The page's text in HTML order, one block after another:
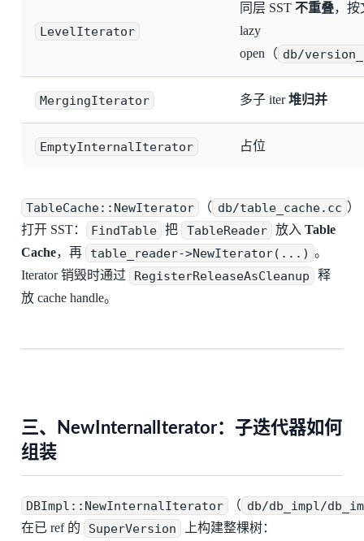
LevelIterator
同层 SST 不重叠，按
lazy
open（ db/
MergingIterator 多子 iter堆归并
EmptyInternalIterator 占位
TableCache::NewIterator （ db/table_cache.cc ）
打开 SST：
FindTable 把 TableReader 放入 Table
Cache，再 table_reader->NewIterator(...) 。
Iterator 销毁时通过
RegisterReleaseAsCleanup
释
放 cache handle。
三、NewInternalIterator：子迭代器如何
组装
DBImpl::NewInternalIterator （ db/db_impl/
在已 ref 的 SuperVersion 上构建整棵树：